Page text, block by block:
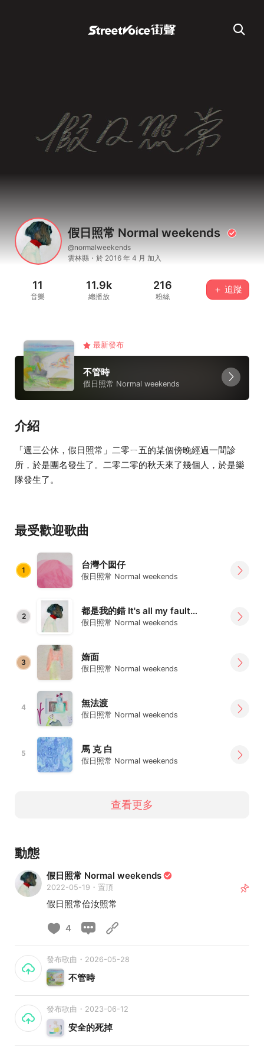
假日照常 Normal weekends
@normalweekends
雲林縣・於 2016 年 4 月 加入
11
音樂
11.9k
總播放
216
粉絲
＋ 追蹤
最新發布
不管時
假日照常 Normal weekends
介紹
「週三公休，假日照常」二零ㄧ五的某個傍晚經過一間診
所，於是團名發生了。二零二零的秋天來了幾個人，於是樂
隊發生了。
最受歡迎歌曲
1 台灣个囡仔
假日照常 Normal weekends
2 都是我的錯 It's all my fault (acoustic)
假日照常 Normal weekends
3 媠面
假日照常 Normal weekends
4 無法渡
假日照常 Normal weekends
5 馬 克 白
假日照常 Normal weekends
查看更多
動態
假日照常 Normal weekends
2022-05-19・置頂
假日照常佮汝照常
4
發布歌曲・2026-05-28
不管時
發布歌曲・2023-06-12
安全的死掉